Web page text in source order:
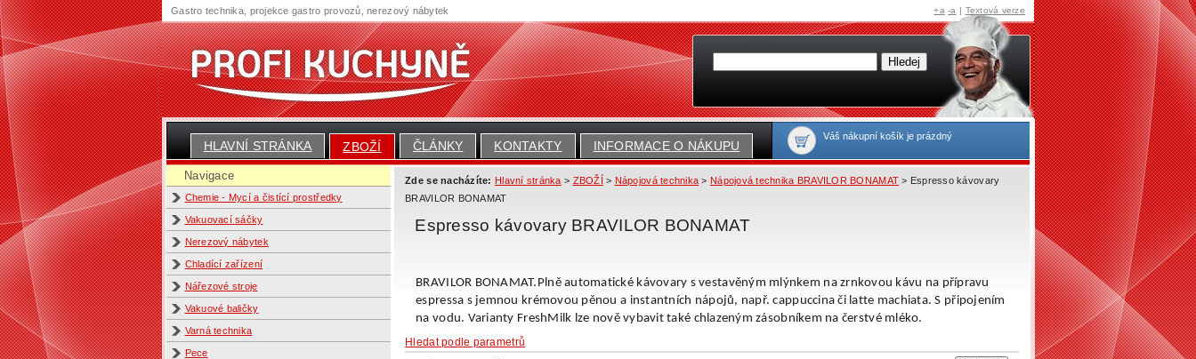
HLAVNÍ STRÁNKA ZBOŽÍ ČLÁNKY KONTAKTY INFORMACE O NÁKUPU
Váš nákupní košík je prázdný
Navigace
Chemie - Mycí a čistící prostředky
Vakuovací sáčky
Nerezový nábytek
Chladící zařízení
Nářezové stroje
Vakuové baličky
Varná technika
Pece
Zde se nacházíte: Hlavní stránka > ZBOŽÍ > Nápojová technika > Nápojová technika BRAVILOR BONAMAT > Espresso kávovary
BRAVILOR BONAMAT
Espresso kávovary BRAVILOR BONAMAT
BRAVILOR BONAMAT.Plně automatické kávovary s vestavěným mlýnkem na zrnkovou kávu na přípravu
espressa s jemnou krémovou pěnou a instantních nápojů, např. cappuccina či latte machiata. S připojením
na vodu. Varianty FreshMilk lze nově vybavit také chlazeným zásobníkem na čerstvé mléko.
Hledat podle parametrů
Gastro technika, projekce gastro provozů, nerezový nábytek +a -a | Textová verze